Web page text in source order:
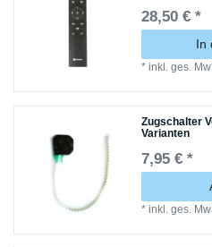
28,50 € *
In
*inkl. ges.
Zugschalter
Varianten
7,95 € *
*inkl. ges.